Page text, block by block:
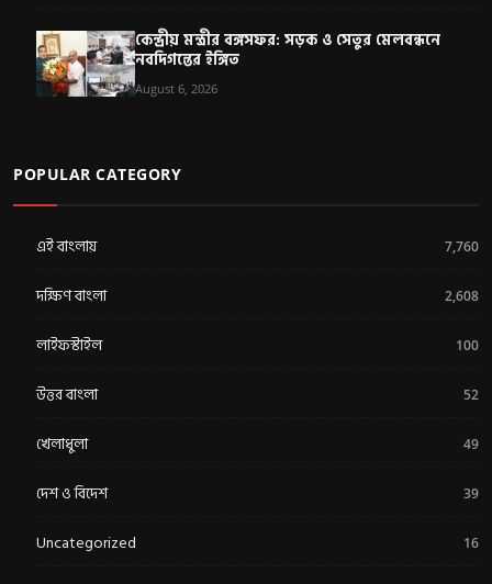
কেন্দ্রীয় মন্ত্রীর বঙ্গসফর: সড়ক ও সেতুর মেলবন্ধনে
নবদিগন্তের ইঙ্গিত
August 6, 2026
POPULAR CATEGORY
এই বাংলায় 7,760
দক্ষিণ বাংলা 2,608
লাইফস্টাইল 100
উত্তর বাংলা 52
খেলাধুলা 49
দেশ ও বিদেশ 39
Uncategorized 16